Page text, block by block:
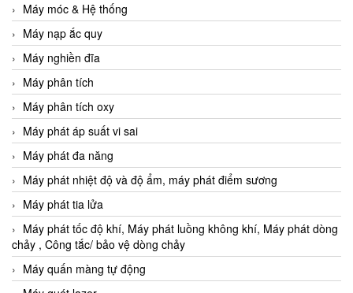
Máy móc & Hệ thống
Máy nạp ắc quy
Máy nghiền đĩa
Máy phân tích
Máy phân tích oxy
Máy phát áp suất vi sai
Máy phát đa năng
Máy phát nhiệt độ và độ ẩm, máy phát điểm sương
Máy phát tia lửa
Máy phát tốc độ khí, Máy phát luồng không khí, Máy phát dòng
chảy , Công tắc/ bảo vệ dòng chảy
Máy quấn màng tự động